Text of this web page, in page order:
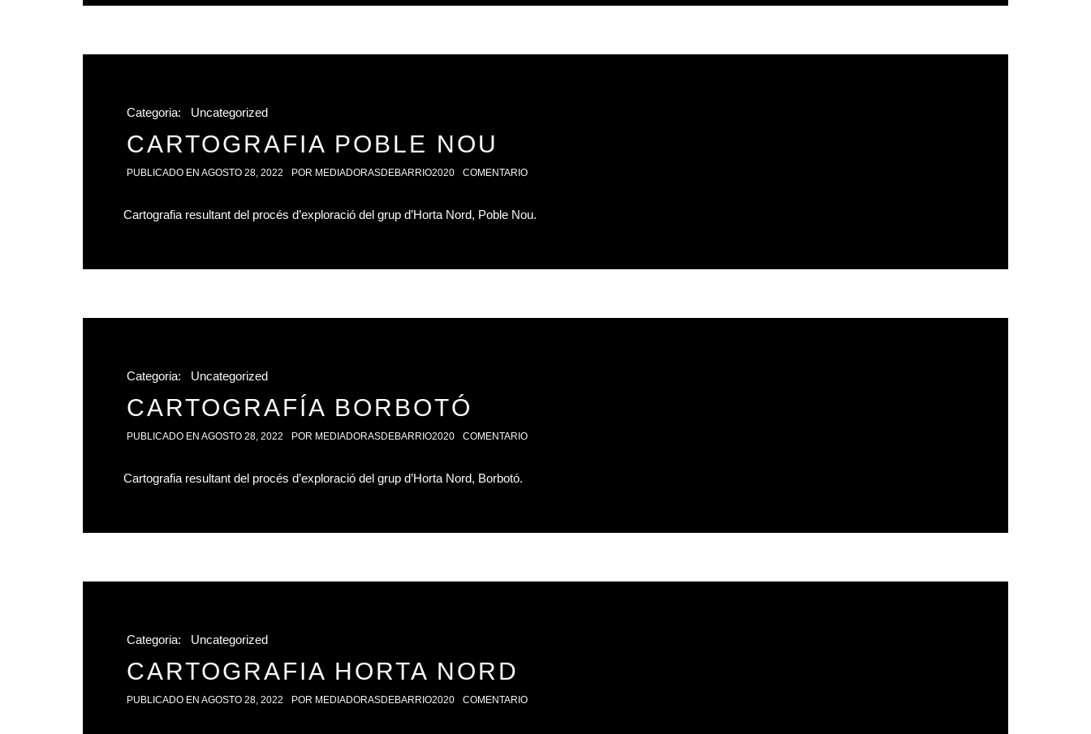
Categoria: Uncategorized
CARTOGRAFIA POBLE NOU
PUBLICADO EN AGOSTO 28, 2022 POR MEDIADORASDEBARRIO2020 COMENTARIO
Cartografia resultant del procés d’exploració del grup d’Horta Nord, Poble Nou.
Categoria: Uncategorized
CARTOGRAFÍA BORBOTÓ
PUBLICADO EN AGOSTO 28, 2022 POR MEDIADORASDEBARRIO2020 COMENTARIO
Cartografia resultant del procés d’exploració del grup d’Horta Nord, Borbotó.
Categoria: Uncategorized
CARTOGRAFIA HORTA NORD
PUBLICADO EN AGOSTO 28, 2022 POR MEDIADORASDEBARRIO2020 COMENTARIO